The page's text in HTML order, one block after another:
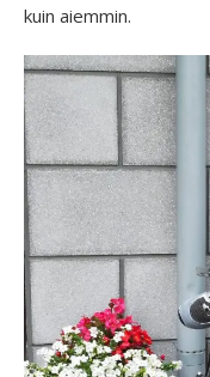
kuin aiemmin.